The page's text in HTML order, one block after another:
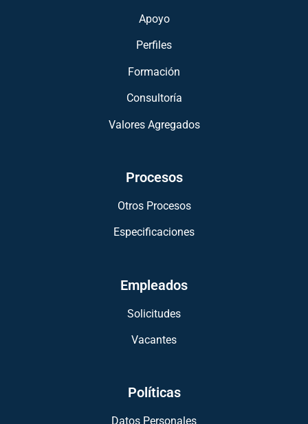
Apoyo
Perfiles
Formación
Consultoría
Valores Agregados
Procesos
Otros Procesos
Especificaciones
Empleados
Solicitudes
Vacantes
Políticas
Datos Personales